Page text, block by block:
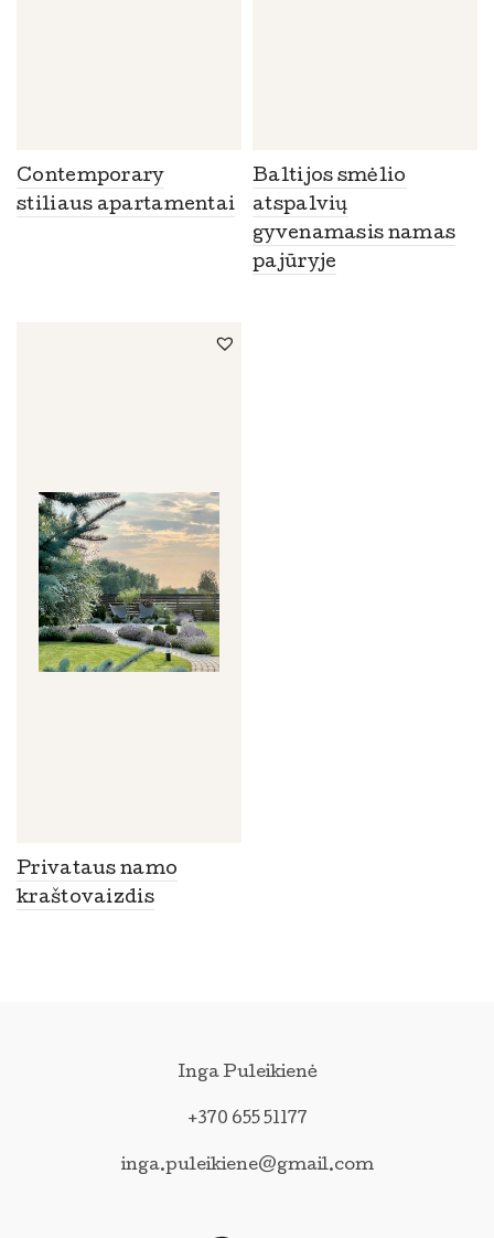
Contemporary
stiliaus apartamentai
Baltijos smėlio
atspalvių
gyvenamasis namas
pajūryje
Privataus namo
kraštovaizdis
Inga Puleikienė
+370 655 51177
inga.puleikiene@gmail.com